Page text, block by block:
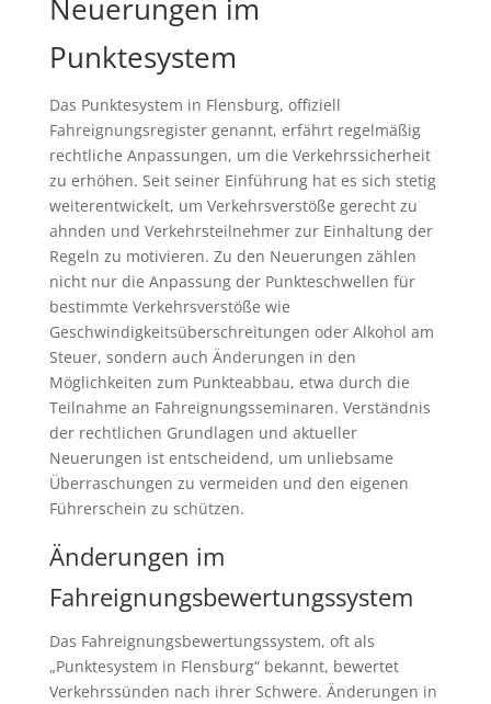
Neuerungen im
Punktesystem
Das Punktesystem in Flensburg, offiziell
Fahreignungsregister genannt, erfährt regelmäßig
rechtliche Anpassungen, um die Verkehrssicherheit
zu erhöhen. Seit seiner Einführung hat es sich stetig
weiterentwickelt, um Verkehrsverstöße gerecht zu
ahnden und Verkehrsteilnehmer zur Einhaltung der
Regeln zu motivieren. Zu den Neuerungen zählen
nicht nur die Anpassung der Punkteschwellen für
bestimmte Verkehrsverstöße wie
Geschwindigkeitsüberschreitungen oder Alkohol am
Steuer, sondern auch Änderungen in den
Möglichkeiten zum Punkteabbau, etwa durch die
Teilnahme an Fahreignungsseminaren. Verständnis
der rechtlichen Grundlagen und aktueller
Neuerungen ist entscheidend, um unliebsame
Überraschungen zu vermeiden und den eigenen
Führerschein zu schützen.
Änderungen im
Fahreignungsbewertungssystem
Das Fahreignungsbewertungssystem, oft als
„Punktesystem in Flensburg“ bekannt, bewertet
Verkehrssünden nach ihrer Schwere. Änderungen in